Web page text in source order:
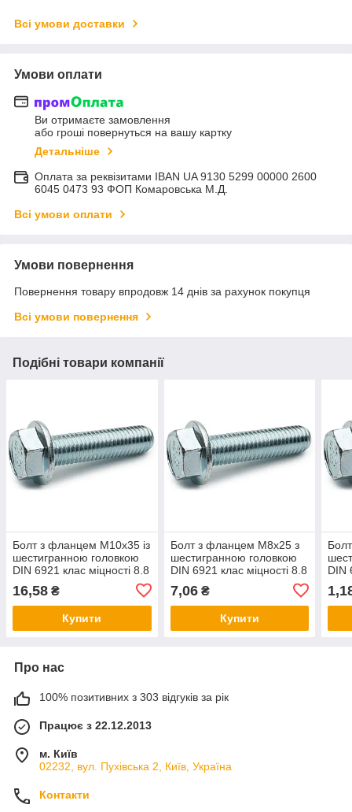
Всі умови доставки
Умови оплати
Ви отримаєте замовлення
або гроші повернуться на вашу картку
Детальніше
Оплата за реквізитами IBAN UA 9130 5299 00000 2600
6045 0473 93 ФОП Комаровська М.Д.
Всі умови оплати
Умови повернення
Повернення товару впродовж 14 днів за рахунок покупця
Всі умови повернення
Подібні товари компанії
Болт з фланцем М10х35 із
шестигранною головкою
DIN 6921 клас міцності 8.8
16,58 ₴
Купити
Болт з фланцем М8х25 з
шестигранною головкою
DIN 6921 клас міцності 8.8
7,06₴
Купити
DIN
Про нас
100% позитивних з 303 відгуків за рік
Працює з 22.12.2013
м. Київ
02232, вул. Пухівська 2, Київ, Україна
Контакти